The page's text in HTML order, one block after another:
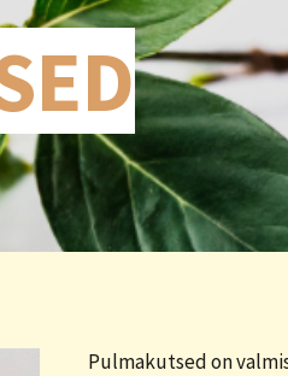
Pulmakutsed on